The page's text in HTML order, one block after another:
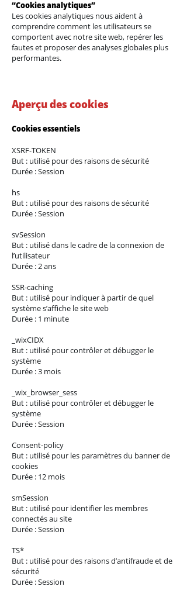
“Cookies analytiques”
Les cookies analytiques nous aident à
comprendre comment les utilisateurs se
comportent avec notre site web, repérer les
fautes et proposer des analyses globales plus
performantes.
Aperçu des cookies
Cookies essentiels
XSRF-TOKEN
But : utilisé pour des raisons de sécurité
Durée : Session
hs
But : utilisé pour des raisons de sécurité
Durée : Session
svSession
But : utilisé dans le cadre de la connexion de
l’utilisateur
Durée : 2 ans
SSR-caching
But : utilisé pour indiquer à partir de quel
système s’affiche le site web
Durée : 1 minute
_wixCIDX
But : utilisé pour contrôler et débugger le
système
Durée : 3 mois
_wix_browser_sess
But : utilisé pour contrôler et débugger le
système
Durée : Session
Consent-policy
But : utilisé pour les paramètres du banner de
cookies
Durée : 12 mois
smSession
But : utilisé pour identifier les membres
connectés au site
Durée : Session
TS*
But : utilisé pour des raisons d’antifraude et de
sécurité
Durée : Session